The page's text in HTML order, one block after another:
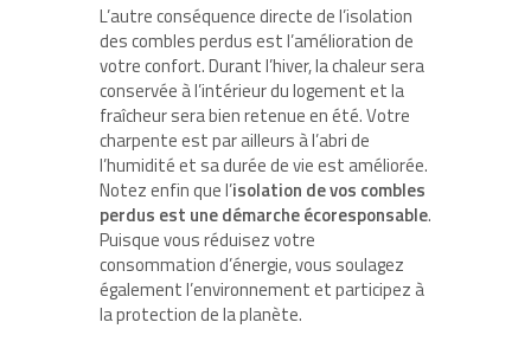
L’autre conséquence directe de l’isolation
des combles perdus est l’amélioration de
votre confort. Durant l’hiver, la chaleur sera
conservée à l’intérieur du logement et la
fraîcheur sera bien retenue en été. Votre
charpente est par ailleurs à l’abri de
l’humidité et sa durée de vie est améliorée.
Notez enfin que l’isolation de vos combles
perdus est une démarche écoresponsable.
Puisque vous réduisez votre
consommation d’énergie, vous soulagez
également l’environnement et participez à
la protection de la planète.